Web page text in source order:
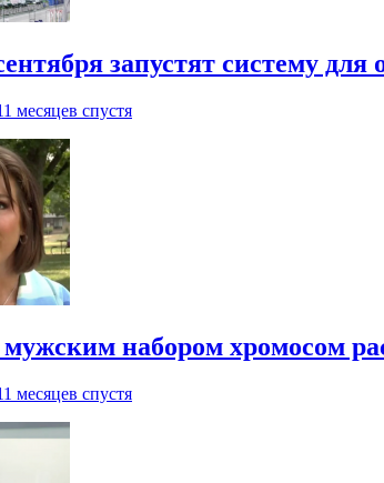
запустят систему
месяцев спустя
набором хромосом
месяцев спустя